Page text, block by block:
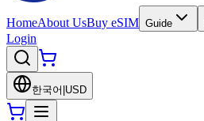
HomeAbout UsBuy eSIM Guide
Login
한국어 USD